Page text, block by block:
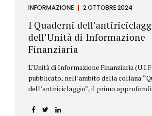
INFORMAZIONE 2 OTTOBRE 2024
I Quaderni
dell’Unità di Informazione
Finanziaria
L’Unità di Informazione Finanziaria
pubblicato, nell’ambito della collana
dell’antiriciclaggio”, il primo
aggiornamenti della normativa e della